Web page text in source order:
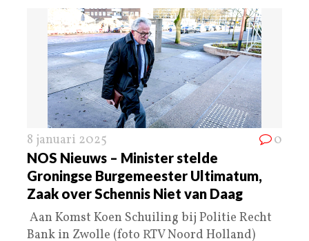
8 januari 2025 0
NOS Nieuws – Minister stelde
Groningse Burgemeester Ultimatum,
Zaak over Schennis Niet van Daag
Aan Komst Koen Schuiling bij Politie Recht
Bank in Zwolle (foto RTV Noord Holland)